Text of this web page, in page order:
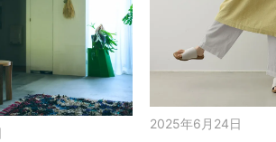
2025年6月24日